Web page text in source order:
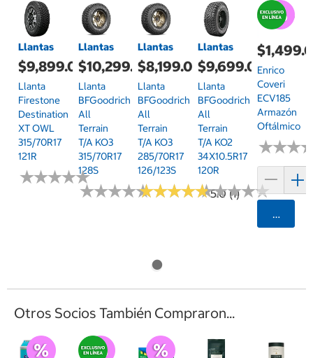
Llantas
$9,899.00
Llanta
Firestone
Destination
XT OWL
315/70R17
121R
★★★★★
★★★★★
Llantas
$10,299.00
Llanta
BFGoodrich
All
Terrain
T/A KO3
315/70R17
128S
★★★★★
★★★★★
Llantas
$8,199.00
Llanta
BFGoodrich
All
Terrain
T/A KO3
285/70R17
126/123S
★★★★★
★★★★★5.0 (1)
Llantas
$9,699.00
Llanta
BFGoodrich
All
Terrain
T/A KO2
34X10.5R17
120R
★★★★★
★★★★★
Enrico
Coveri
ECV185
Armazón
Oftálmico
★★★
★★★
Otros Socios También Compraron...